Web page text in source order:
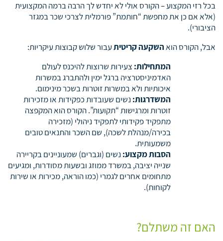
בכל רזי המקצוע – הקורס אולי לא יחדש לך הרבה ברמה המקצועית
(אלא אם כן את מחפשת “חותמת” פורמלית לצרכי שכר במגזר
הציבורי).
אבל, הקורס הואהשקעה קריטיתעבור שלוש קבוצות עיקריות:
המתחילות: צעירות שרוצות להיכנס לעולם
האדמיניסטרציה ברגל ימין ולהתברג במשרות
איכותיות ולא במשרות זוטרות בשכר מינימום.
המשדרגות: נשים שעובדות כפקידות או מזכירות
זוטרות ומרגישות “תקועות”. הקורס הוא המקפצה
מתפקיד פקידותי לתפקיד ניהולי (מזכירה
בכירה/מנהלת לשכה), שם השכר והתנאים טובים
משמעותית.
הסבות מקצוע: נשים (וגברים) שמעוניינים בקריירה
שנייה יציבה, במשרד ממוזג ובשעות מסודרות, ומגיעים
מתחומים אחרים לגמרי (כמו הוראה, מכירות או שירות
לקוחות).
האם זה משתלם?